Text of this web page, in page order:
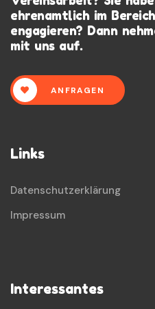
ehrenamtlich im
engagieren? Dann
mit uns auf.
ANFRAGEN
Links
Datenschutzerklärung
Impressum
Interessantes